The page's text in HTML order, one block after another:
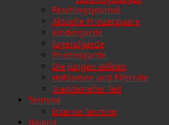
Faschingsjournal
Aktuelle Prinzenpaare
Kindergarde
Jugendgarde
Prinzengarde
Die Jungen Wilden
Hofdamen und Elferräte
Traditioneller Teil
Termine
Interne Termine
Galerie